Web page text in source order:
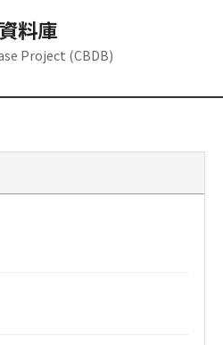
料庫
Project (CBDB)